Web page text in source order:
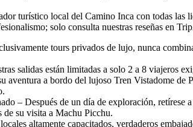
turístico local del Camino Inca con todas
solo consulta nuestras reseñas en
tours privados de lujo, nunca
salidas están limitadas a solo 2 a 8 viajeros
aventura a bordo del lujoso Tren Vistadome
– Después de un día de exploración,
su visita a Machu Picchu.
altamente capacitados, verdaderos